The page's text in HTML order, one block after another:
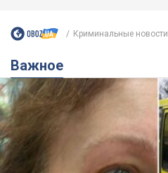
Криминальные новости
Важное